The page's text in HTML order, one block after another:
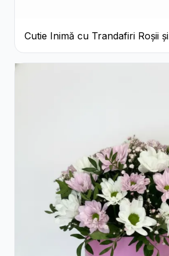
Cutie Inimă cu Trandafiri Roșii și
Raffaello